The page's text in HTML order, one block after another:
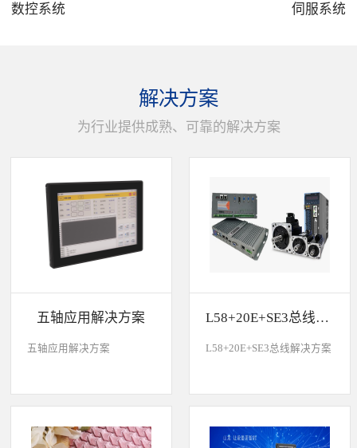
数控系统 伺服系统
解决方案
为行业提供成熟、可靠的解决方案
五轴应用解决方案
五轴应用解决方案
L58+20E+SE3总线解决方案
L58+20E+SE3总线解决方案